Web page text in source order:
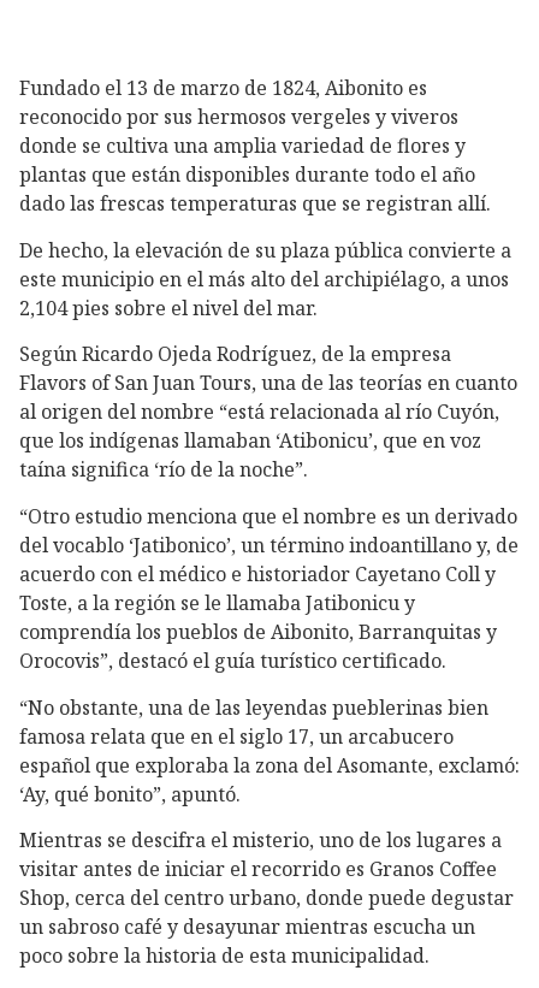
Fundado el 13 de marzo de 1824, Aibonito es
reconocido por sus hermosos vergeles y viveros
donde se cultiva una amplia variedad de flores y
plantas que están disponibles durante todo el año
dado las frescas temperaturas que se registran allí.
De hecho, la elevación de su plaza pública convierte a
este municipio en el más alto del archipiélago, a unos
2,104 pies sobre el nivel del mar.
Según Ricardo Ojeda Rodríguez, de la empresa
Flavors of San Juan Tours, una de las teorías en cuanto
al origen del nombre “está relacionada al río Cuyón,
que los indígenas llamaban ‘Atibonicu’, que en voz
taína significa ‘río de la noche”.
“Otro estudio menciona que el nombre es un derivado
del vocablo ‘Jatibonico’, un término indoantillano y, de
acuerdo con el médico e historiador Cayetano Coll y
Toste, a la región se le llamaba Jatibonicu y
comprendía los pueblos de Aibonito, Barranquitas y
Orocovis”, destacó el guía turístico certificado.
“No obstante, una de las leyendas pueblerinas bien
famosa relata que en el siglo 17, un arcabucero
español que exploraba la zona del Asomante, exclamó:
‘Ay, qué bonito”, apuntó.
Mientras se descifra el misterio, uno de los lugares a
visitar antes de iniciar el recorrido es Granos Coffee
Shop, cerca del centro urbano, donde puede degustar
un sabroso café y desayunar mientras escucha un
poco sobre la historia de esta municipalidad.